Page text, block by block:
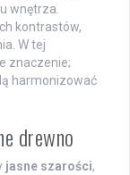
wnętrza.
kontrastów,
W tej
znaczenie;
harmonizować
drewno
jasne szarości,